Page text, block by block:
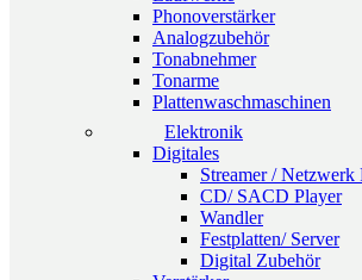
Phonoverstärker
Analogzubehör
Tonabnehmer
Tonarme
Plattenwaschmaschinen
Elektronik
Digitales
Streamer / Netzwerk
CD/ SACD Player
Wandler
Festplatten/ Server
Digital Zubehör